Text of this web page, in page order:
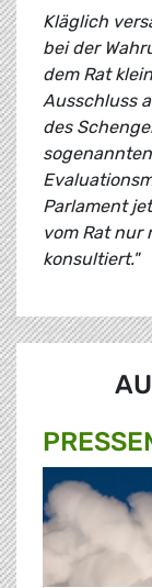
Kläglich
bei der
dem Rat
Ausschluss
des
Parlament
vom Rat nur
konsultiert."